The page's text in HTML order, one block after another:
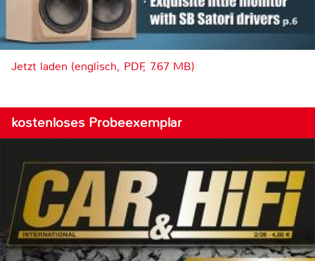
Jetzt laden (englisch, PDF, 7.67 MB)
kostenloses Probeexemplar